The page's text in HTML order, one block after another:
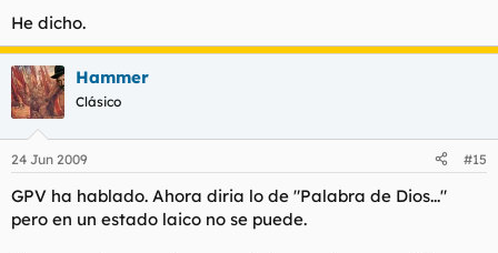
He dicho.
Hammer
Clásico
24 Jun 2009 #15
GPV ha hablado. Ahora diria lo de "Palabra de Dios..."
pero en un estado laico no se puede.